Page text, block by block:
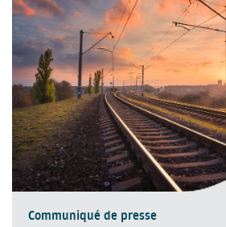
Communiqué de presse